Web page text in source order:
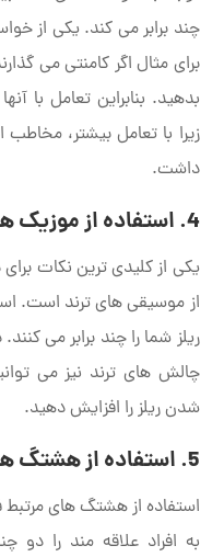
چند برابر می کند. یکی از
برای مثال اگر کامنتی می
بدهید. بنابراین تعامل با
زیرا با تعامل بیشتر،
داشت.
4. استفاده از موزیک های ترند
یکی از کلیدی ترین نکات
از موسیقی های ترند است.
ریلز شما را چند برابر می
چالش های ترند نیز می
شدن ریلز را افزایش دهید.
5. استفاده از هشتگ های مرتبط
استفاده از هشتگ های
به افراد علاقه مند را